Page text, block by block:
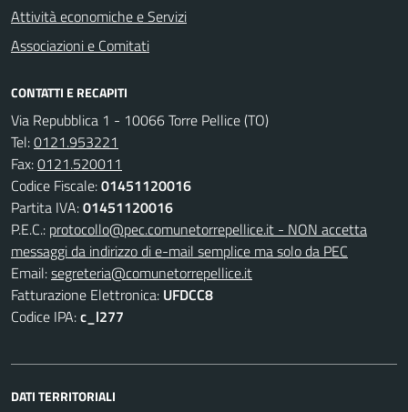
Attività economiche e Servizi
Associazioni e Comitati
CONTATTI E RECAPITI
Via Repubblica 1 - 10066 Torre Pellice (TO)
Tel:0121.953221
Fax:0121.520011
Codice Fiscale:01451120016
Partita IVA:01451120016
P.E.C.: protocollo@pec.comunetorrepellice.it - NON accetta
messaggi da indirizzo di e-mail semplice ma solo da PEC
Email:segreteria@comunetorrepellice.it
Fatturazione Elettronica: UFDCC8
Codice IPA:c_l277
DATI TERRITORIALI